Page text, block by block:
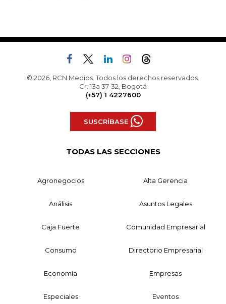
© 2026, RCN Medios. Todos los derechos reservados.
Cr. 13a 37-32, Bogotá
(+57) 1 4227600
SUSCRÍBASE
TODAS LAS SECCIONES
Agronegocios Alta Gerencia
Análisis Asuntos Legales
Caja Fuerte Comunidad Empresarial
Consumo Directorio Empresarial
Economía Empresas
Especiales Eventos